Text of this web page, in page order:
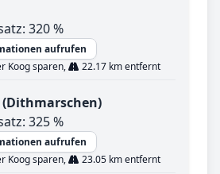
320 %
aufrufen
Koog sparen,
22.17 km entfernt
325 %
aufrufen
Koog sparen,
23.05 km entfernt